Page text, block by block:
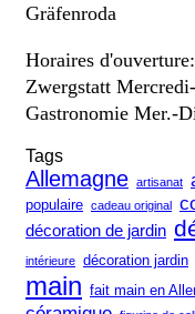
Gräfenroda
Horaires d'ouverture:
Zwergstatt
Gastronomie Mer.-
Tags
Allemagne artisanat
populaire cadeau original
décoration de jardin
intérieure décoration jardin
main fait main en